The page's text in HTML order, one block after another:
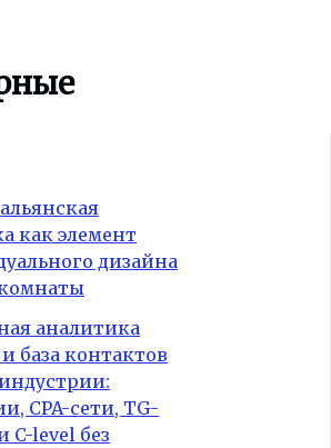
как элемент
дизайна
аналитика
база контактов
CPA-сети, TG-
C-level без